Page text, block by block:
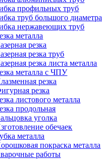
профильных труб
труб большого диаметра
нержавеющих труб
металла
резка
резка труб
резка листа металла
металла с ЧПУ
резка
резка
листового металла
продольная
уголка
обечаек
металла
покраска металла
работы